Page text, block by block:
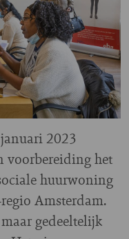
2023
voorbereiding het
huurwoning
Amsterdam.
gedeeltelijk